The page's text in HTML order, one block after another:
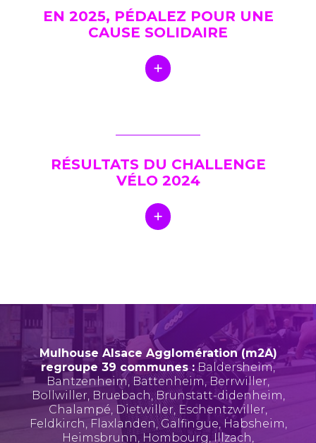
EN 2025, PÉDALEZ POUR UNE
CAUSE SOLIDAIRE
RÉSULTATS DU CHALLENGE
VÉLO 2024
Mulhouse Alsace Agglomération (m2A)
regroupe 39 communes : Baldersheim,
Bantzenheim, Battenheim, Berrwiller,
Bollwiller, Bruebach,Brunstatt-didenheim,
Chalampé, Dietwiller, Eschentzwiller,
Feldkirch, Flaxlanden,Galfingue, Habsheim,
Heimsbrunn, Hombourg,Illzach,